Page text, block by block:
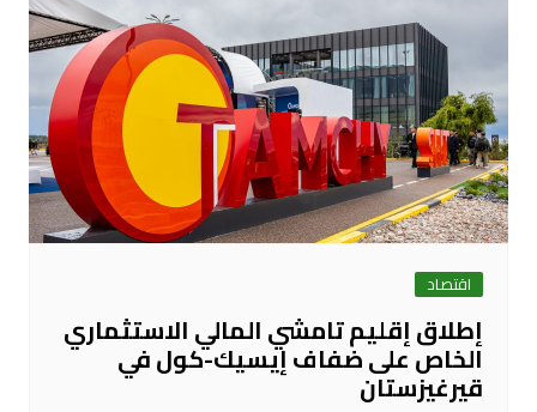
اقتصاد
إطلاق إقليم تامشي المالي الاستثماري
الخاص على ضفاف إيسيك-كول في
قيرغيزستان